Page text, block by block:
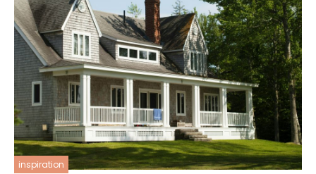
inspiration